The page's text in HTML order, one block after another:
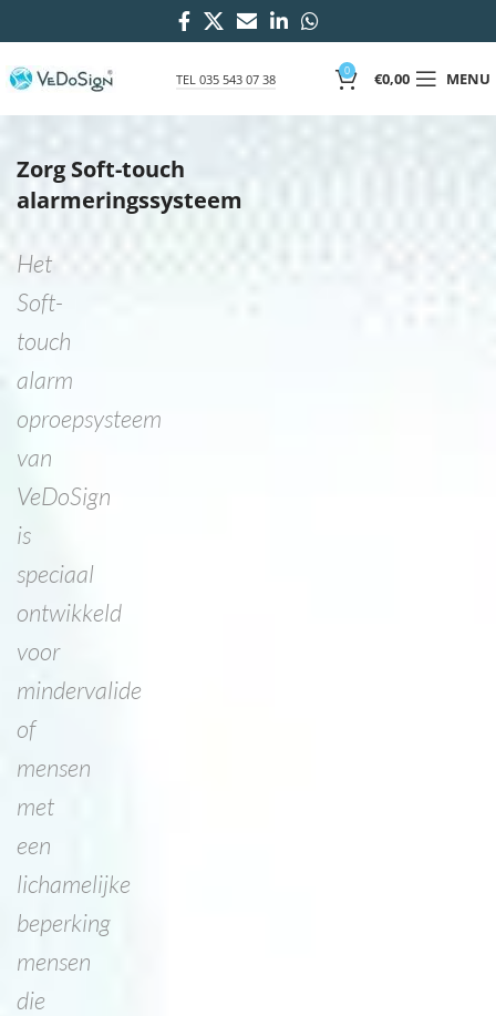
TEL 035 543 07 38
0 €0,00 MENU
Zorg Soft-touch
alarmeringssysteem
Het
Soft-
touch
alarm
oproepsysteem
van
VeDoSign
is
speciaal
ontwikkeld
voor
mindervalide
of
mensen
met
een
lichamelijke
beperking
mensen
die